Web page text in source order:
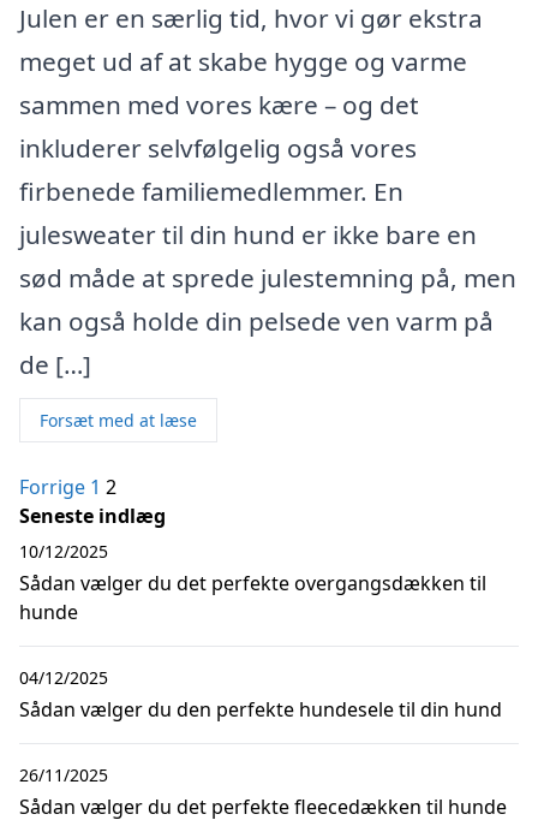
Julen er en særlig tid, hvor vi gør ekstra
meget ud af at skabe hygge og varme
sammen med vores kære – og det
inkluderer selvfølgelig også vores
firbenede familiemedlemmer. En
julesweater til din hund er ikke bare en
sød måde at sprede julestemning på, men
kan også holde din pelsede ven varm på
de […]
Forsæt med at læse
Indlægsinddeling
Forrige 1 2
Seneste indlæg
Sådan vælger du det perfekte overgangsdækken til
hunde
10/12/2025
Sådan vælger du den perfekte hundesele til din hund
04/12/2025
Sådan vælger du det perfekte fleecedækken til hunde
26/11/2025